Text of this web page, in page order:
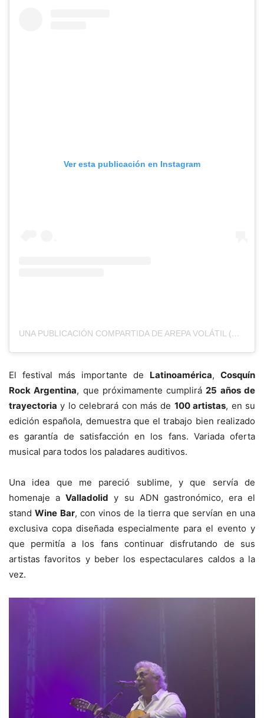
Ver esta publicación en Instagram
UNA PUBLICACIÓN COMPARTIDA DE AREPA VOLÁTIL (@AREPAVOLATIL)
El festival más importante de Latinoamérica, Cosquín
Rock Argentina, que próximamente cumplirá25 años de
trayectoria y lo celebrará con más de 100 artistas, en su
edición española, demuestra que el trabajo bien realizado
es garantía de satisfacción en los fans. Variada oferta
musical para todos los paladares auditivos.
Una idea que me pareció sublime, y que servía de
homenaje aValladolid y su ADN gastronómico, era el
standWine Bar, con vinos de la tierra que servían en una
exclusiva copa diseñada especialmente para el evento y
que permitía a los fans continuar disfrutando de sus
artistas favoritos y beber los espectaculares caldos a la
vez.